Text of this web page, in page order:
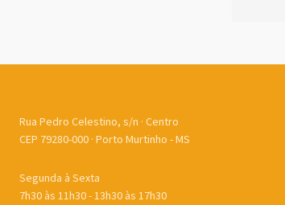
Rua Pedro Celestino, s/n · Centro
CEP 79280-000 · Porto Murtinho - MS
Segunda à Sexta
7h30 às 11h30 - 13h30 às 17h30